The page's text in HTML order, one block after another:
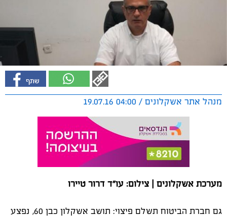
מנהל אתר אשקלונים / 04:00 19.07.16
מערכת אשקלונים | צילום: עו"ד דרור טיירו
גם חברת הביטוח תשלם פיצוי: תושב אשקלון כבן 60, נפצע